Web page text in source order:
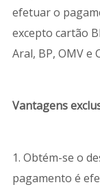
efetuar o
excepto cartão
Aral, BP, OMV e
Vantagens
1. Obtém-se o
pagamento é